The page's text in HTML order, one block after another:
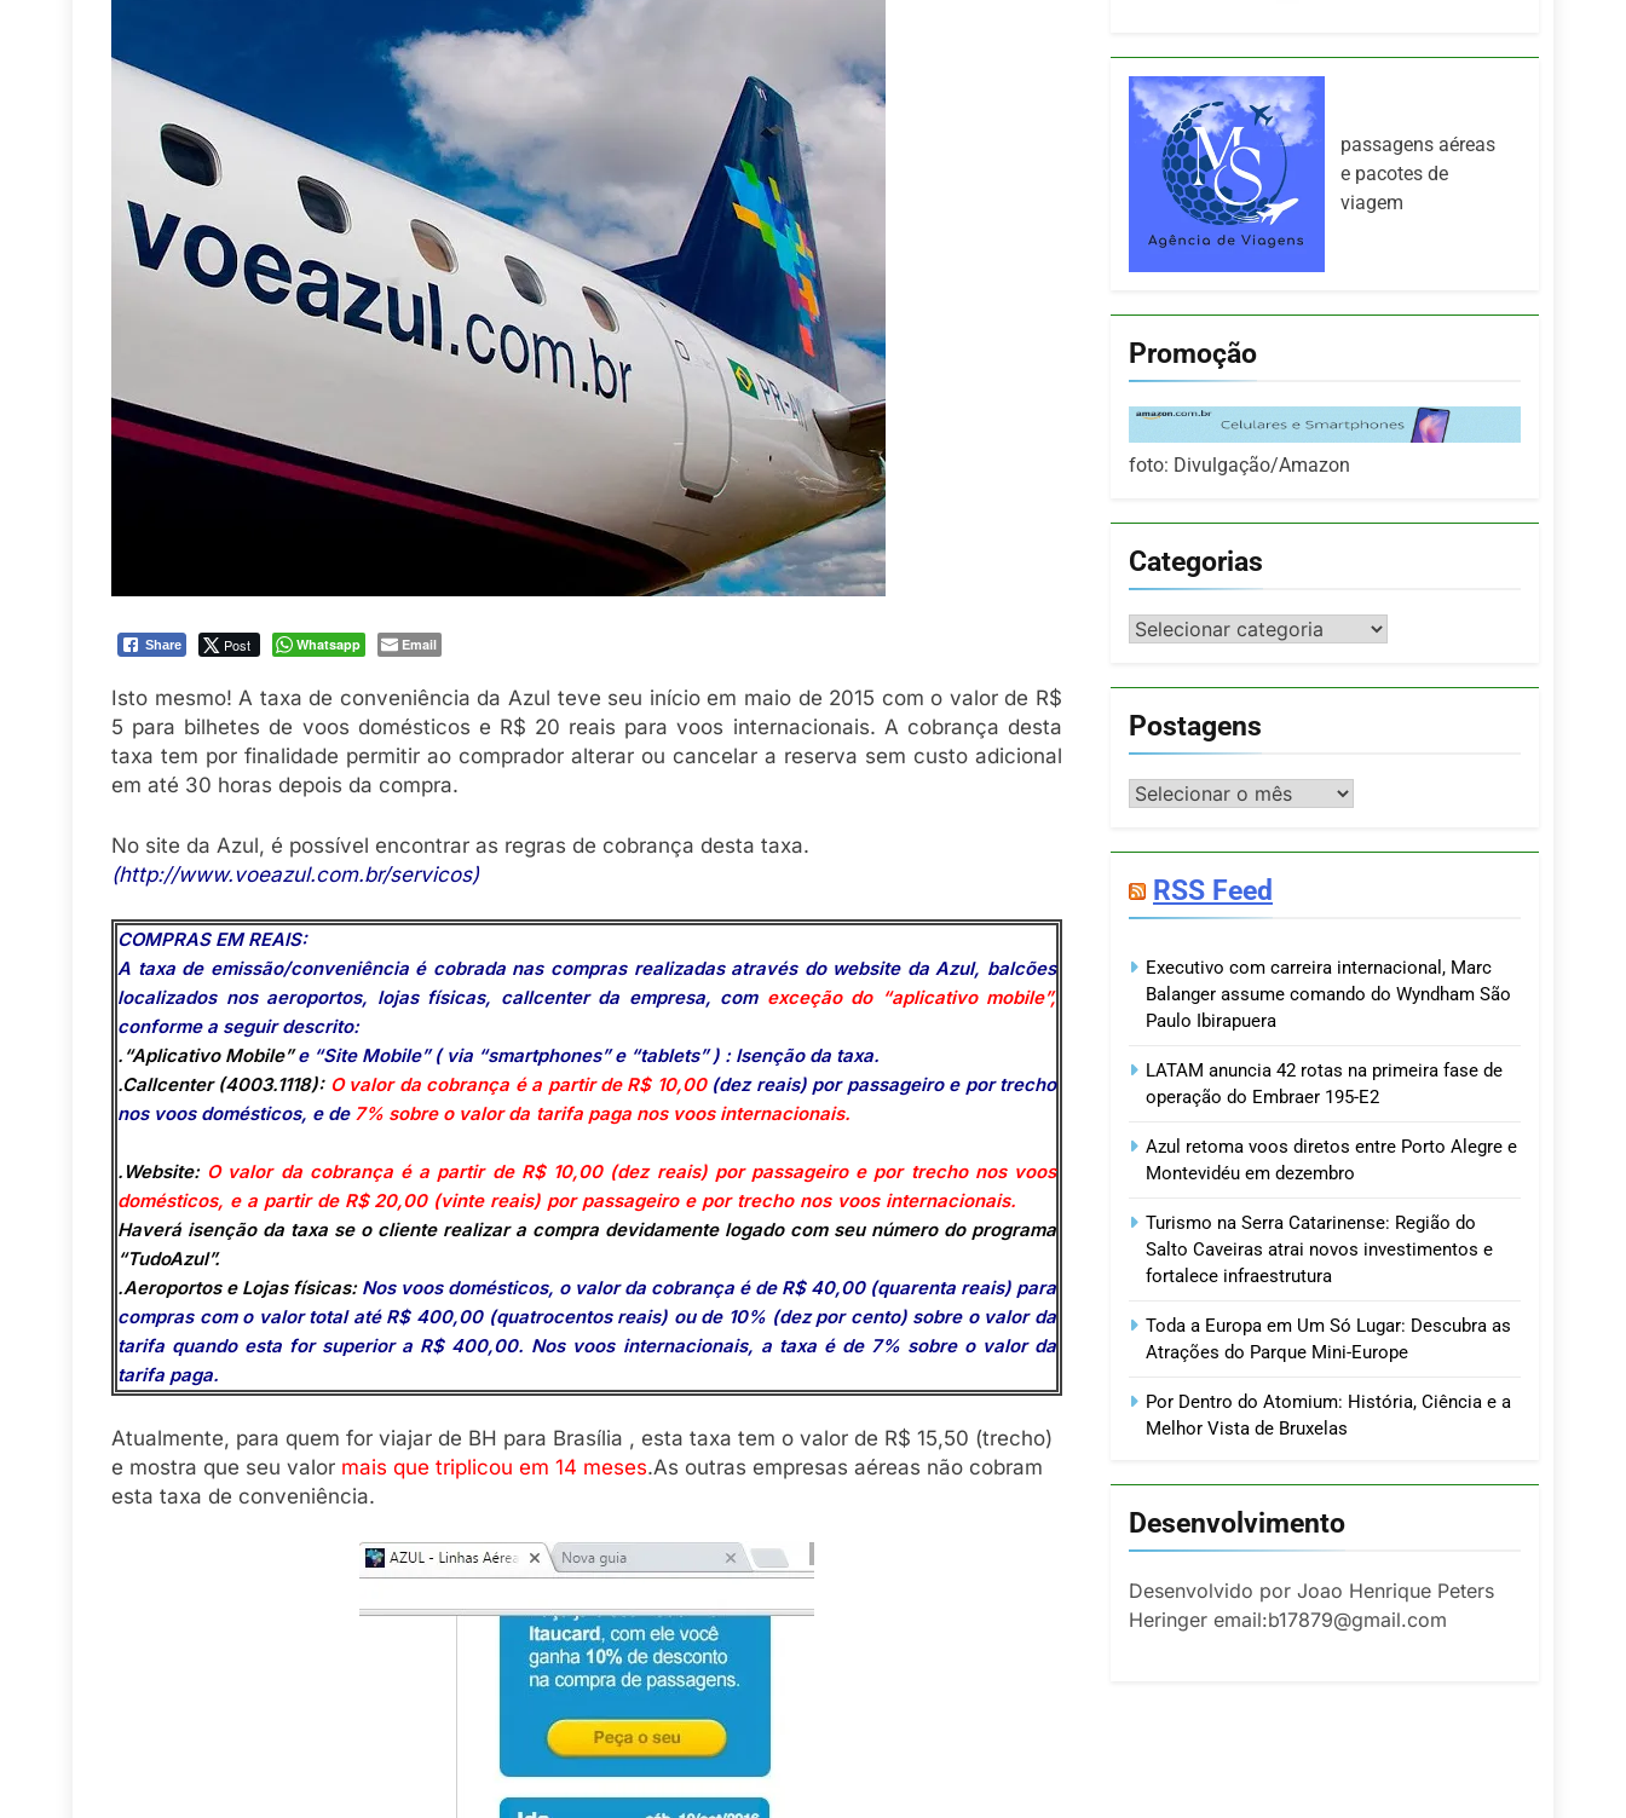
Share Post Whatsapp Email
Isto mesmo! A taxa de conveniência da Azul teve seu início em maio de 2015 com o valor de R$
5 para bilhetes de voos domésticos e R$ 20 reais para voos internacionais. A cobrança desta
taxa tem por finalidade permitir ao comprador alterar ou cancelar a reserva sem custo adicional
em até 30 horas depois da compra.
No site da Azul, é possível encontrar as regras de cobrança desta taxa.
(http://www.voeazul.com.br/servicos)
COMPRAS EM REAIS:
A taxa de emissão/conveniência é cobrada nas compras realizadas através do website da Azul, balcões
localizados nos aeroportos, lojas físicas, callcenter da empresa, com exceção do “aplicativo mobile”,
conforme a seguir descrito:
.“Aplicativo Mobile”e “Site Mobile” ( via “smartphones” e “tablets” ) : Isenção da taxa.
.Callcenter (4003.1118): O valor da cobrança é a partir de R$ 10,00(dez reais) por passageiro e por trecho
nos voos domésticos, e de 7% sobre o valor da tarifa paga nos voos internacionais.
.Website: O valor da cobrança é a partir de R$ 10,00 (dez reais) por passageiro e por trecho nos voos
domésticos, e a partir de R$ 20,00 (vinte reais) por passageiro e por trecho nos voos internacionais.
Haverá isenção da taxa se o cliente realizar a compra devidamente logado com seu número do programa
“TudoAzul”.
.Aeroportos e Lojas físicas:Nos voos domésticos, o valor da cobrança é de R$ 40,00 (quarenta reais) para
compras com o valor total até R$ 400,00 (quatrocentos reais) ou de 10% (dez por cento) sobre o valor da
tarifa quando esta for superior a R$ 400,00. Nos voos internacionais, a taxa é de 7% sobre o valor da
tarifa paga.
Atualmente, para quem for viajar de BH para Brasília , esta taxa tem o valor de R$ 15,50 (trecho)
e mostra que seu valor mais que triplicou em 14 meses.As outras empresas aéreas não cobram
esta taxa de conveniência.
passagens aéreas
e pacotes de
viagem
Promoção
foto: Divulgação/Amazon
Categorias
Categorias
Postagens
Postagens
RSS Feed
Executivo com carreira internacional, Marc
Balanger assume comando do Wyndham São
Paulo Ibirapuera
LATAM anuncia 42 rotas na primeira fase de
operação do Embraer 195-E2
Azul retoma voos diretos entre Porto Alegre e
Montevidéu em dezembro
Turismo na Serra Catarinense: Região do
Salto Caveiras atrai novos investimentos e
fortalece infraestrutura
Toda a Europa em Um Só Lugar: Descubra as
Atrações do Parque Mini-Europe
Por Dentro do Atomium: História, Ciência e a
Melhor Vista de Bruxelas
Desenvolvimento
Desenvolvido por Joao Henrique Peters
Heringer email:b17879@gmail.com